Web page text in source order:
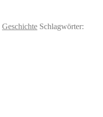
Geschichte Schlagwörter: